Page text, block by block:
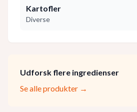
Kartofler
Diverse
Udforsk flere ingredienser
Se alle produkter →